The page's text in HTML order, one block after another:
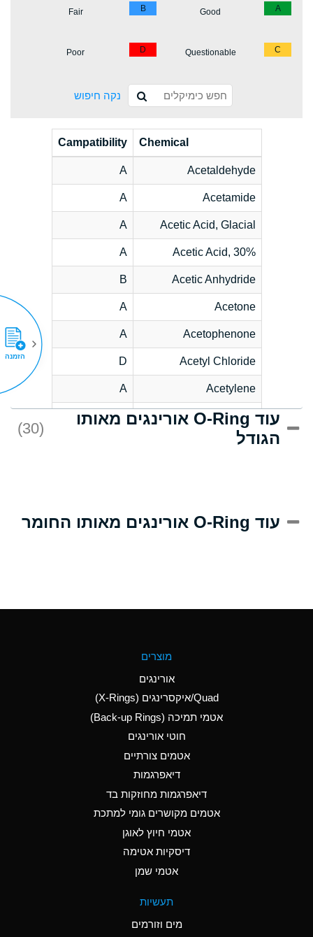
A
Good
B
Fair
C
Questionable
D
Poor
נקה חיפוש
Chemical
Campatibility
Acetaldehyde
A
Acetamide
A
Acetic Acid, Glacial
A
Acetic Acid, 30%
A
Acetic Anhydride
B
Acetone
A
Acetophenone
A
Acetyl Chloride
D
Acetylene
A
Acrlylonitrile
D
Adipic Acid
(Aqueous)
Aluminum Nitrate
(Aqueous)
Aluminum Phosphate
Ammonia Anhydrous
A
Ammonia Gas (cold)
A
Ammonia Gas (hot)
עוד O-Ring אורינגים מאותו
הגודל
(30)
עוד O-Ring אורינגים מאותו החומר
מוצרים
אורינגים
Quad/איקסרינגים (X-Rings)
אטמי תמיכה (Back-up Rings)
חוטי אורינגים
אטמים צורתיים
דיאפרגמות
דיאפרגמות מחוזקות בד
אטמים מקושרים גומי למתכת
אטמי חיוץ לאוגן
דיסקיות אטימה
אטמי שמן
תעשיות
מים וזורמים
הזמנה